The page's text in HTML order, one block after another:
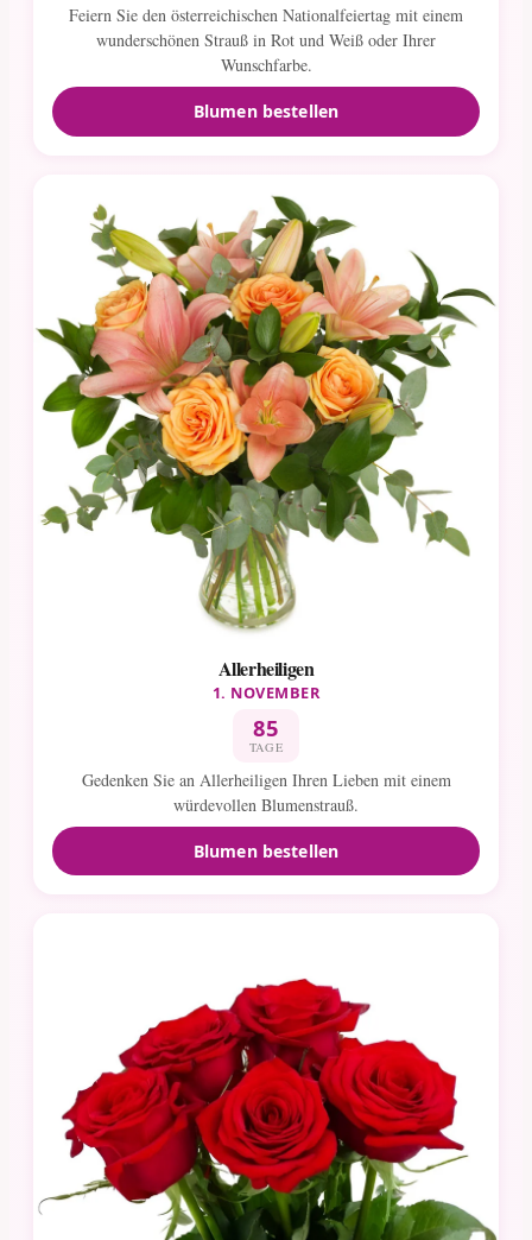
Feiern Sie den österreichischen Nationalfeiertag mit einem
wunderschönen Strauß in Rot und Weiß oder Ihrer
Wunschfarbe.
Blumen bestellen
Allerheiligen
1. NOVEMBER
85
TAGE
Gedenken Sie an Allerheiligen Ihren Lieben mit einem
würdevollen Blumenstrauß.
Blumen bestellen